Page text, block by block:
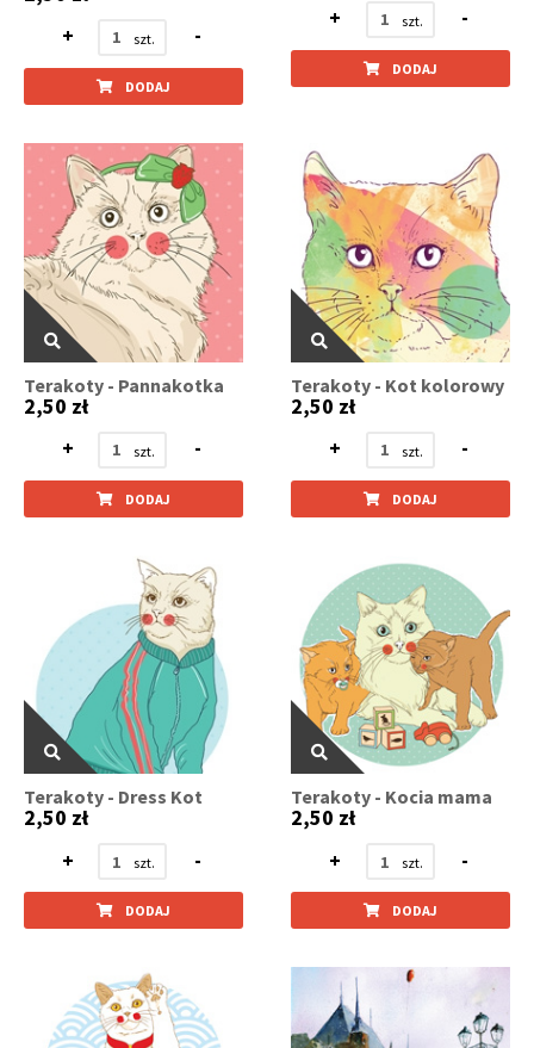
+
-
DODAJ
+
-
DODAJ
Terakoty - Pannakotka
2,50 zł
+
-
DODAJ
Terakoty - Kot kolorowy
2,50 zł
+
-
DODAJ
Terakoty - Dress Kot
2,50 zł
+
-
DODAJ
Terakoty - Kocia mama
2,50 zł
+
-
DODAJ